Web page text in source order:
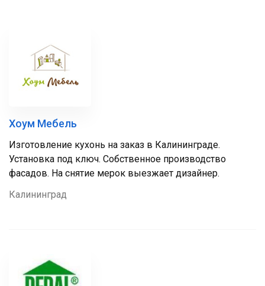
Хоум Мебель
Изготовление кухонь на заказ в Калининграде.
Установка под ключ. Собственное производство
фасадов. На снятие мерок выезжает дизайнер.
Калининград